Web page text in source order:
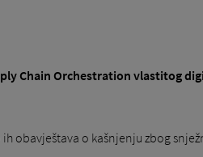
Chain Orchestration vlastitog
obavještava o kašnjenju zbog